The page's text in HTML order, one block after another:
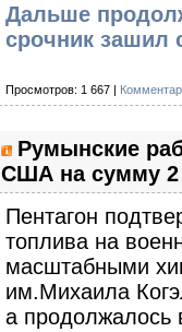
Дальше
срочник зашил
Просмотров: 1 667 |
Румынские
США на сумму 2
Пентагон
топлива на
масштабными
им.Михаила
а продолжалось